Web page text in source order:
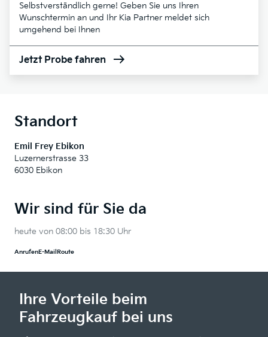
Selbstverständlich gerne! Geben Sie uns Ihren
Wunschtermin an und Ihr Kia Partner meldet sich
umgehend bei Ihnen
Jetzt Probe fahren
Standort
Emil Frey Ebikon
Luzernerstrasse 33
6030 Ebikon
Wir sind für Sie da
heute von 08:00 bis 18:30 Uhr
AnrufenE-Mail Route
Ihre Vorteile beim
Fahrzeugkauf bei uns